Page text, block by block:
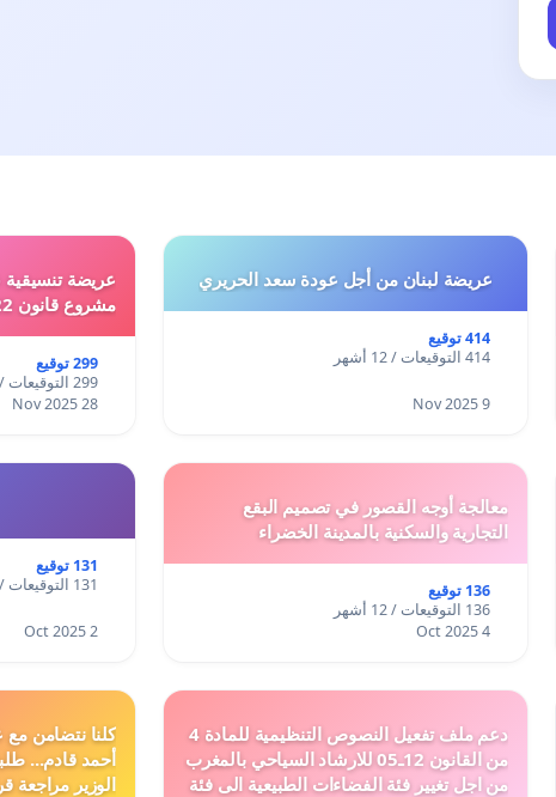
عريضة لبنان من أجل عودة سعد الحريري
414 توقيع
414 التوقيعات / 12 أشهر
9 Nov 2025
عريضة
مشروع قانون 16.22
299 توقيع
299 التوقيعات / 12 أشهر
28 Nov 2025
معالجة أوجه القصور في تصميم البقع
التجارية والسكنية بالمدينة الخضراء
136 توقيع
136 التوقيعات / 12 أشهر
4 Oct 2025
131 توقيع
131 التوقيعات / 12 أشهر
2 Oct 2025
دعم ملف تفعيل النصوص التنظيمية للمادة 4
من القانون 12ـ05 للارشاد السياحي بالمغرب
من اجل تغيير فئة الفضاءات الطبيعية الى فئة
كلنا نتضامن مع
أحمد قادم...
الوزير مراجعة